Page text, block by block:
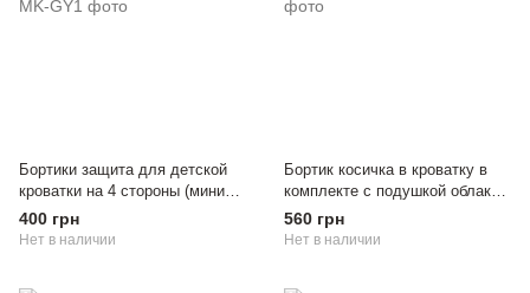
Бортики защита для детской
кроватки на 4 стороны (мини
серый)
400 грн
Нет в наличии
Бортик косичка в кроватку в
комплекте с подушкой облаком
(беж)
560 грн
Нет в наличии